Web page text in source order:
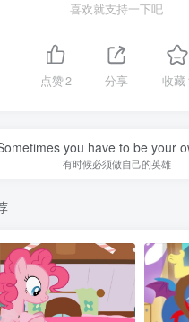
喜欢就支持一下吧
点赞2 分享 收藏
you have to be your
有时候必须做自己的英雄